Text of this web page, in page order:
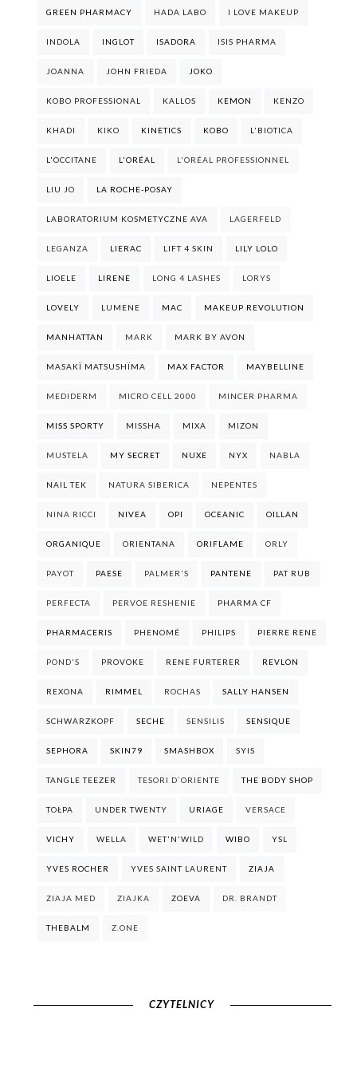
GREEN PHARMACY HADA LABO I LOVE MAKEUP
INDOLA INGLOT ISADORA ISIS PHARMA
JOANNA JOHN FRIEDA JOKO
KOBO PROFESSIONAL KALLOS KEMON KENZO
KHADI KIKO KINETICS KOBO L'BIOTICA
L'OCCITANE L'ORÉAL L'ORÉAL PROFESSIONNEL
LIU JO LA ROCHE-POSAY
LABORATORIUM KOSMETYCZNE AVA LAGERFELD
LEGANZA LIERAC LIFT 4 SKIN LILY LOLO
LIOELE LIRENE LONG 4 LASHES LORYS
LOVELY LUMENE MAC MAKEUP REVOLUTION
MANHATTAN MARK MARK BY AVON
MASAKÏ MATSUSHÏMA MAX FACTOR MAYBELLINE
MEDIDERM MICRO CELL 2000 MINCER PHARMA
MISS SPORTY MISSHA MIXA MIZON
MUSTELA MY SECRET NUXE NYX NABLA
NAIL TEK NATURA SIBERICA NEPENTES
NINA RICCI NIVEA OPI OCEANIC OILLAN
ORGANIQUE ORIENTANA ORIFLAME ORLY
PAYOT PAESE PALMER'S PANTENE PAT RUB
PERFECTA PERVOE RESHENIE PHARMA CF
PHARMACERIS PHENOMÉ PHILIPS PIERRE RENE
POND'S PROVOKE RENE FURTERER REVLON
REXONA RIMMEL ROCHAS SALLY HANSEN
SCHWARZKOPF SECHE SENSILIS SENSIQUE
SEPHORA SKIN79 SMASHBOX SYIS
TANGLE TEEZER TESORI D`ORIENTE THE BODY SHOP
TOŁPA UNDER TWENTY URIAGE VERSACE
VICHY WELLA WET'N'WILD WIBO YSL
YVES ROCHER YVES SAINT LAURENT ZIAJA
ZIAJA MED ZIAJKA ZOEVA DR. BRANDT
THEBALM Z.ONE
CZYTELNICY